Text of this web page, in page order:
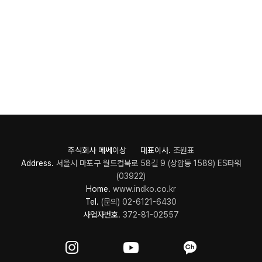
주식회사 메쎄이상 대표이사. 조원표
Address. 서울시 마포구 월드컵북로 58길 9 (상암동 1589) ES타워
(03922)
Home. www.indko.co.kr
Tel. (문의) 02-6121-6430
사업자번호. 372-81-02557